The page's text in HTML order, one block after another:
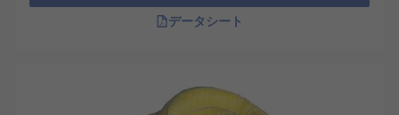
データシート